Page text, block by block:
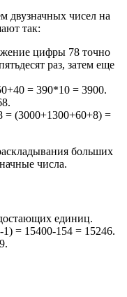
двузначных чисел на
так:
цифры 78 точно
раз, затем еще
= 390*10 = 3900.
= (3000+1300+60+8) =
больших
числа.
единиц.
= 15400-154 = 15246.